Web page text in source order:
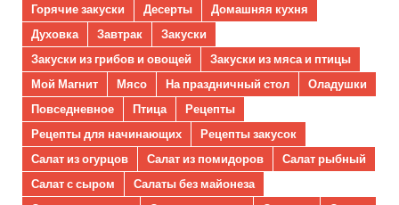
Горячие закуски
Десерты
Домашняя кухня
Духовка
Завтрак
Закуски
Закуски из грибов и овощей
Закуски из мяса и птицы
Мой Магнит
Мясо На праздничный стол
Оладушки
Повседневное
Птица
Рецепты
Рецепты для начинающих
Рецепты закусок
Салат из огурцов
Салат из помидоров
Салат рыбный
Салат с сыром
Салаты без майонеза